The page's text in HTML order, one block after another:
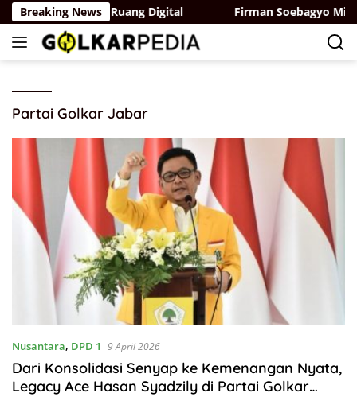
Skip
to
content
Breaking News
Privasi di Ruang Digital Firman Soebagyo
Partai Golkar Jabar
Nusantara, DPD 1 9 April 2026
Dari Konsolidasi Senyap ke Kemenangan Nyata,
Legacy Ace Hasan Syadzily di Partai Golkar